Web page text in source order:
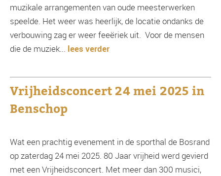
muzikale arrangementen van oude meesterwerken
speelde. Het weer was heerlijk, de locatie ondanks de
verbouwing zag er weer feeëriek uit. Voor de mensen
die de muziek... lees verder
Vrijheidsconcert 24 mei 2025 in
Benschop
Wat een prachtig evenement in de sporthal de Bosrand
op zaterdag 24 mei 2025. 80 Jaar vrijheid werd gevierd
met een Vrijheidsconcert. Met meer dan 300 musici,